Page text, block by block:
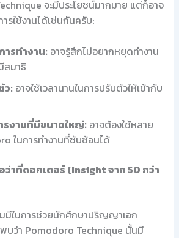
จะมีประโยชน์มากมาย แต่ก็อาจ
รใช้งานได้เช่นกันครับ:
ารทำงาน: อาจรู้สึกไม่อยากหยุดทำงาน
สมาธิ
ว: อาจใช้เวลานานในการปรับตัวให้เข้ากับ
รงานที่มีขนาดใหญ่: อาจต้องใช้หลาย
ในการทำงานที่ซับซ้อนได้
ว่าที่ดอกเตอร์ (Insight จาก 50 กว่า
มีในการช่วยนักศึกษาปริญญาเอก
บว่า Pomodoro Technique นั้นมี